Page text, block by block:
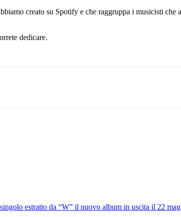
creato su Spotify e che raggruppa i musicisti
dedicare.
estratto da “W” il nuovo album in uscita il 22